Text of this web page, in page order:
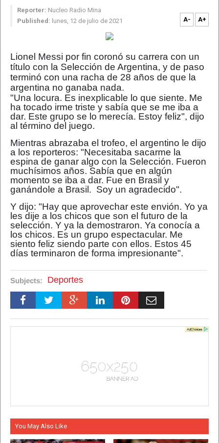
Reporter: Nucleo Radio Mina
Published: lunes, 12 de julio de 2021 A- A+
Lionel Messi por fin coronó su carrera con un
título con la Selección de Argentina, y de paso
terminó con una racha de 28 años de que la
argentina no ganaba nada.
"Una locura. Es inexplicable lo que siente. Me
ha tocado irme triste y sabía que se me iba a
dar. Este grupo se lo merecía. Estoy feliz", dijo
al término del juego.
Mientras abrazaba el trofeo, el argentino le dijo
a los reporteros: "Necesitaba sacarme la
espina de ganar algo con la Selección. Fueron
muchísimos años. Sabía que en algún
momento se iba a dar. Fue en Brasil y
ganándole a Brasil. Soy un agradecido".
Y dijo: "Hay que aprovechar este envión. Yo ya
les dije a los chicos que son el futuro de la
selección. Y ya la demostraron. Ya conocía a
los chicos. Es un grupo espectacular. Me
siento feliz siendo parte con ellos. Estos 45
días terminaron de forma impresionante".
Subjects: Deportes
You May Also Like